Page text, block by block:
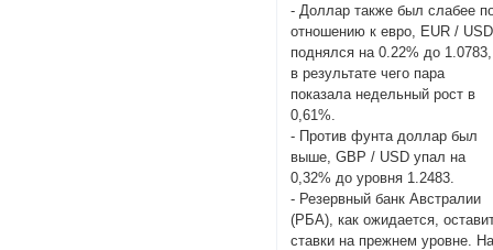
- Доллар также был слабее
отношению к евро, EUR / USD
поднялся на 0.22% до 1.0783,
в результате чего пара
показала недельный рост в
0,61%.
- Против фунта доллар был
выше, GBP / USD упал на
0,32% до уровня 1.2483.
- Резервный банк Австралии
(РБА), как ожидается,
ставки на прежнем уровне.